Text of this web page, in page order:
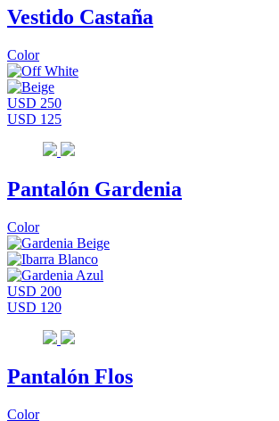
Vestido Castaña
Color
USD 250
USD 125
Pantalón Gardenia
Color
USD 200
USD 120
Pantalón Flos
Color